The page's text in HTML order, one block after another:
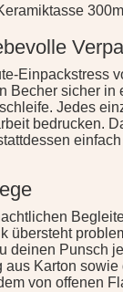
Einpackstress
Becher sicher
Jedes
bedrucken.
übersteht
deinen Punsch
Karton
von offenen